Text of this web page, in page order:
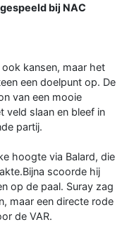
bij NAC
kansen, maar het
een doelpunt op. De
van een mooie
veld slaan en bleef in
partij.
hoogte via Balard, die
scoorde hij
op de paal. Suray zag
maar een directe rode
de VAR.